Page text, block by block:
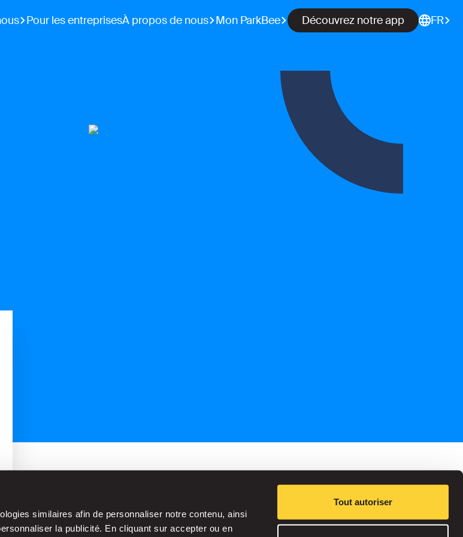
similaires afin de personnaliser notre contenu, ainsi
la publicité. En cliquant sur accepter ou en
Tout autoriser
Pour les entreprisesÀ propos de nous Mon ParkBee Découvrez notre app FR